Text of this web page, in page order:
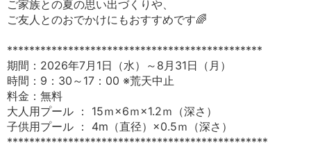
ご家族との夏の思い出づくりや、
ご友人とのおでかけにもおすすめです🌈
**********************************************
期間：2026年7月1日（水）～8月31日（月）
時間：9：30～17：00 ※荒天中止
料金：無料
大人用プール ： 15ｍ×6ｍ×1.2ｍ（深さ）
子供用プール ： 4m（直径）×0.5ｍ（深さ）
***********************************************